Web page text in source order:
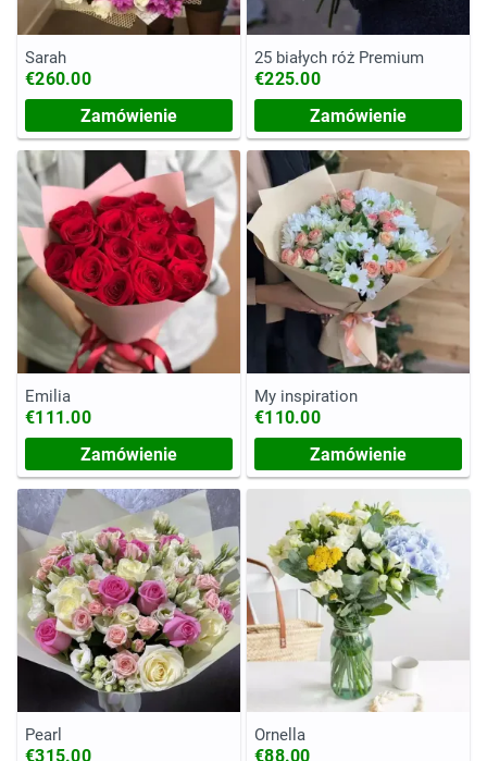
Sarah
€260.00
Zamówienie
25 białych róż Premium
€225.00
Zamówienie
Emilia
€111.00
Zamówienie
My inspiration
€110.00
Zamówienie
Pearl
€315.00
Ornella
€88.00